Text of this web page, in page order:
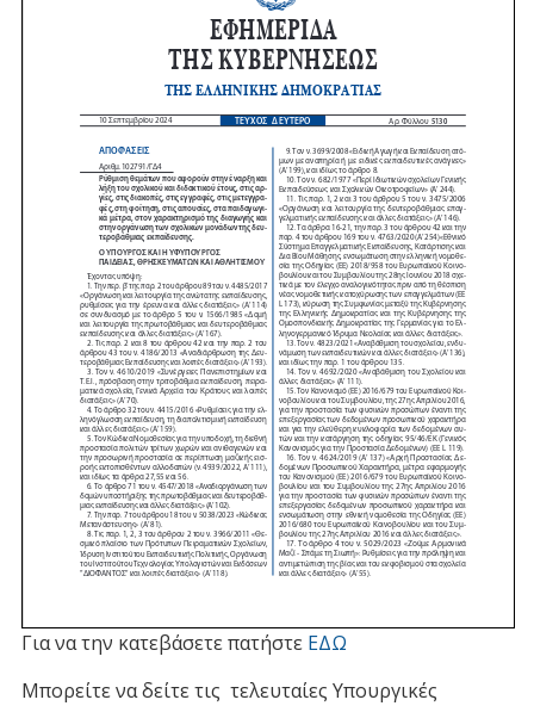
Για να την κατεβάσετε πατήστε ΕΔΩ
Μπορείτε να δείτε τις τελευταίες Υπουργικές